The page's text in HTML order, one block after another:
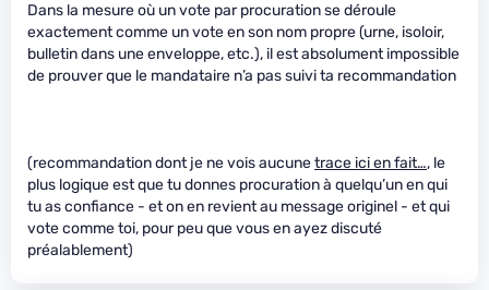
Dans la mesure où un vote par procuration se déroule
exactement comme un vote en son nom propre (urne, isoloir,
bulletin dans une enveloppe, etc.), il est absolument impossible
de prouver que le mandataire n’a pas suivi ta recommandation
(recommandation dont je ne vois aucunetrace ici en fait…, le
plus logique est que tu donnes procuration à quelqu’un en qui
tu as confiance - et on en revient au message originel - et qui
vote comme toi, pour peu que vous en ayez discuté
préalablement)